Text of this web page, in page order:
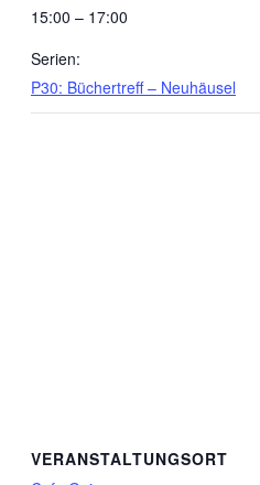
15:00 – 17:00
Serien:
P30: Büchertreff – Neuhäusel
VERANSTALTUNGSORT